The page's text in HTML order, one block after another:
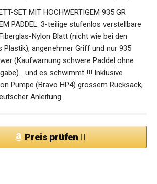
SET MIT HOCHWERTIGEM 935 GR
PADDEL: 3-teilige stufenlos verstellbare
Nylon Blatt (nicht wie bei den
Plastik), angenehmer Griff und nur 935
(Kaufwarnung schwere Paddel ohne
und es schwimmt !!! Inklusive
Pumpe (Bravo HP4) grossem Rucksack,
Anleitung.
Preis prüfen